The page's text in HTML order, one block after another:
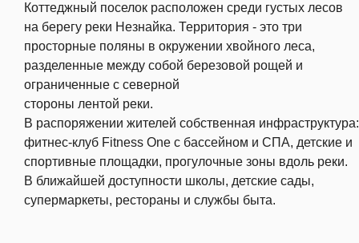
Коттеджный поселок расположен среди густых лесов
на берегу реки Незнайка. Территория - это три
просторные поляны в окружении хвойного леса,
разделенные между собой березовой рощей и
ограниченные с северной
стороны лентой реки.
В распоряжении жителей собственная инфраструктура:
фитнес-клуб Fitness One с бассейном и СПА, детские и
спортивные площадки, прогулочные зоны вдоль реки.
В ближайшей доступности школы, детские сады,
супермаркеты, рестораны и службы быта.